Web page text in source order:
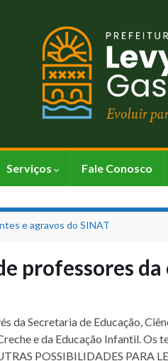
Serviços Fale Conosco
e agravos do SINAT
professores
Secretaria de Educação,
e da Educação Infantil.
POSSIBILIDADES PARA